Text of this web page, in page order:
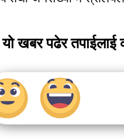
यो खबर पढेर